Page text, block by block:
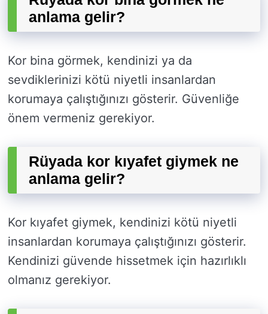
anlama gelir?
Kor bina görmek, kendinizi ya da
sevdiklerinizi kötü niyetli insanlardan
korumaya çalıştığınızı gösterir. Güvenliğe
önem vermeniz gerekiyor.
Rüyada kor kıyafet giymek ne
anlama gelir?
Kor kıyafet giymek, kendinizi kötü niyetli
insanlardan korumaya çalıştığınızı gösterir.
Kendinizi güvende hissetmek için hazırlıklı
olmanız gerekiyor.